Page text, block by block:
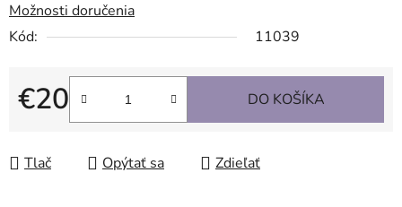
Možnosti doručenia
Kód:
11039
€20
Jednotková cena:
DO KOŠÍKA
Tlač Opýtať sa Zdieľať